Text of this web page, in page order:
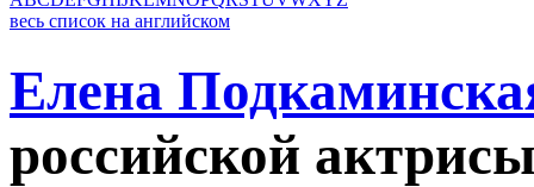
весь список на английском
Елена
российской